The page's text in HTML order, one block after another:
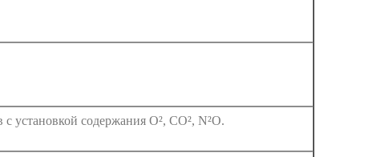
установкой содержания O², CO², N²O.